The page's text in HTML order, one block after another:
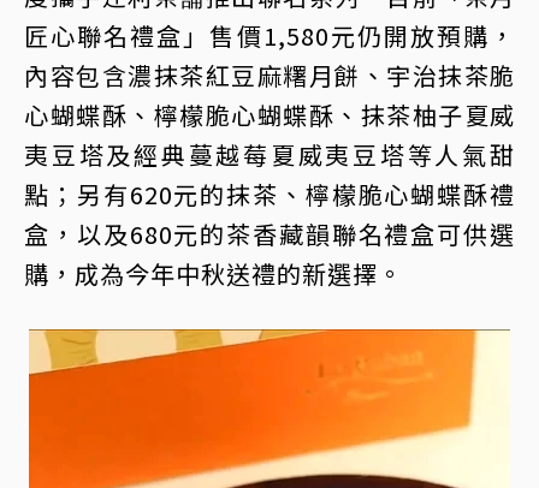
匠心聯名禮盒」售價1,580元仍開放預購，
內容包含濃抹茶紅豆麻糬月餅、宇治抹茶脆
心蝴蝶酥、檸檬脆心蝴蝶酥、抹茶柚子夏威
夷豆塔及經典蔓越莓夏威夷豆塔等人氣甜
點；另有620元的抹茶、檸檬脆心蝴蝶酥禮
盒，以及680元的茶香藏韻聯名禮盒可供選
購，成為今年中秋送禮的新選擇。